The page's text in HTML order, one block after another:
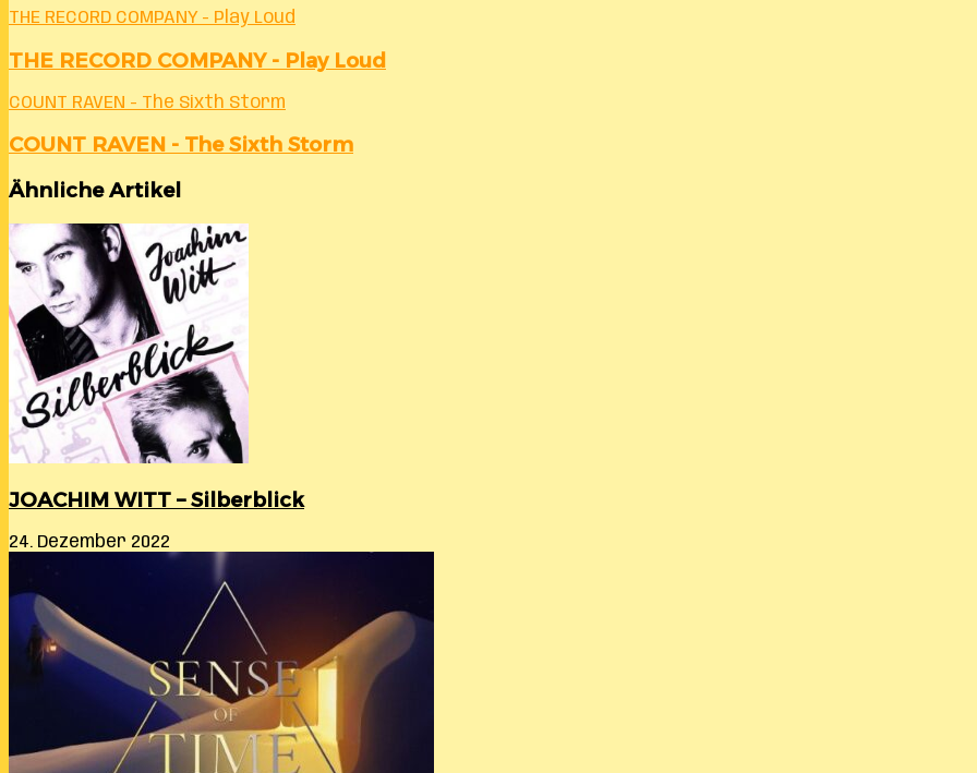
THE RECORD COMPANY - Play Loud
THE RECORD COMPANY - Play Loud
COUNT RAVEN - The Sixth Storm
COUNT RAVEN - The Sixth Storm
Ähnliche Artikel
JOACHIM WITT – Silberblick
24. Dezember 2022